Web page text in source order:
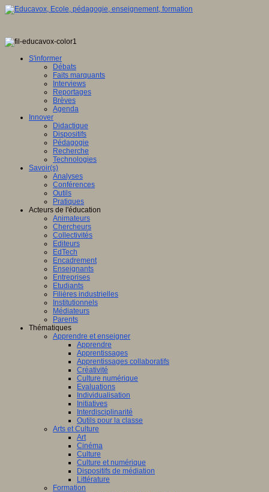
S'informer
Débats
Faits marquants
Interviews
Reportages
Brèves
Agenda
Innover
Didactique
Dispositifs
Pédagogie
Recherche
Technologies
Savoir(s)
Analyses
Conférences
Outils
Pratiques
Acteurs de l'éducation
Animateurs
Chercheurs
Collectivités
Editeurs
EdTech
Encadrement
Enseignants
Entreprises
Etudiants
Filières industrielles
Institutionnels
Médiateurs
Parents
Thématiques
Apprendre et enseigner
Apprendre
Apprentissages
Apprentissages collaboratifs
Créativité
Culture numérique
Evaluations
Individualisation
Initiatives
Interdisciplinarité
Outils pour la classe
Arts et Culture
Art
Cinéma
Culture
Culture et numérique
Dispositifs de médiation
Littérature
Formation